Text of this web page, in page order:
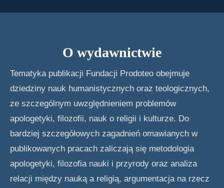
O wydawnictwie
Tematyka publikacji Fundacji Prodoteo obejmuje
dziedziny nauk humanistycznych oraz teologicznych,
ze szczególnym uwzględnieniem problemów
apologetyki, filozofii, nauk o religii i kulturze. Do
bardziej szczegółowych zagadnień omawianych w
publikowanych pracach zaliczają się metodologia
apologetyki, filozofia nauki i przyrody oraz analiza
relacji między nauką a religią, argumentacja na rzecz